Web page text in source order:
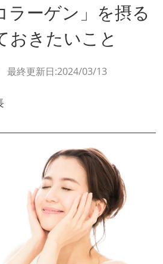
ラーゲン」を摂る
おきたいこと
終更新日:2024/03/13